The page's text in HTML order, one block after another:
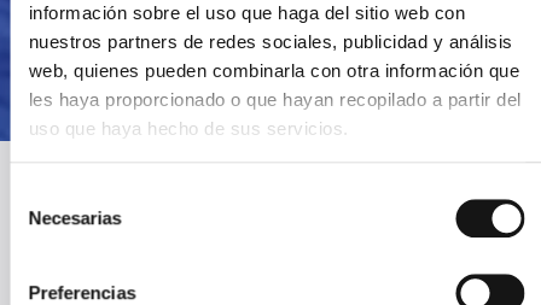
información sobre el uso que haga del sitio web con
nuestros partners de redes sociales, publicidad y análisis
web, quienes pueden combinarla con otra información que
les haya proporcionado o que hayan recopilado a partir del
uso que haya hecho de sus servicios.
Necesarias
Preferencias+34 958 15 69 21 Limitado a horario de apertura.